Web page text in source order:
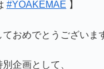
#YOAKEMAE 】
おめでとうございま
企画として、